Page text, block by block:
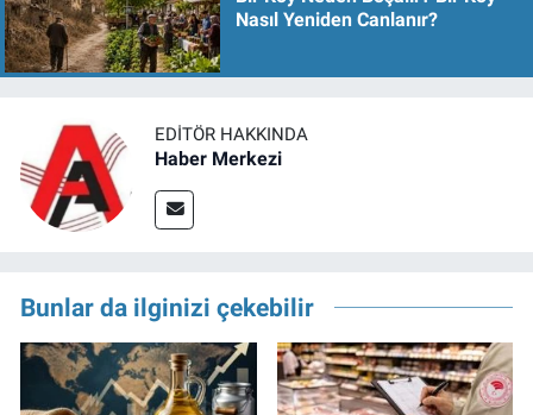
Nasıl Yeniden Canlanır?
EDITÖR HAKKINDA
Haber Merkezi
Bunlar da ilginizi çekebilir